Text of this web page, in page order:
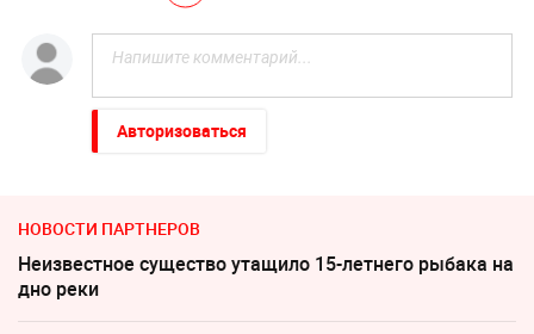
Авторизоваться
НОВОСТИ ПАРТНЕРОВ
Неизвестное существо утащило 15-летнего рыбака на
дно реки